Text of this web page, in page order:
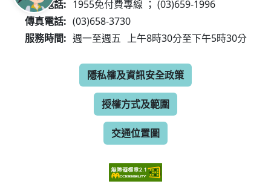
服務電話: 1955免付費專線 ； (03)659-1996
傳真電話: (03)658-3730
服務時間: 週一至週五 上午8時30分至下午5時30分
隱私權及資訊安全政策
授權方式及範圍
交通位置圖